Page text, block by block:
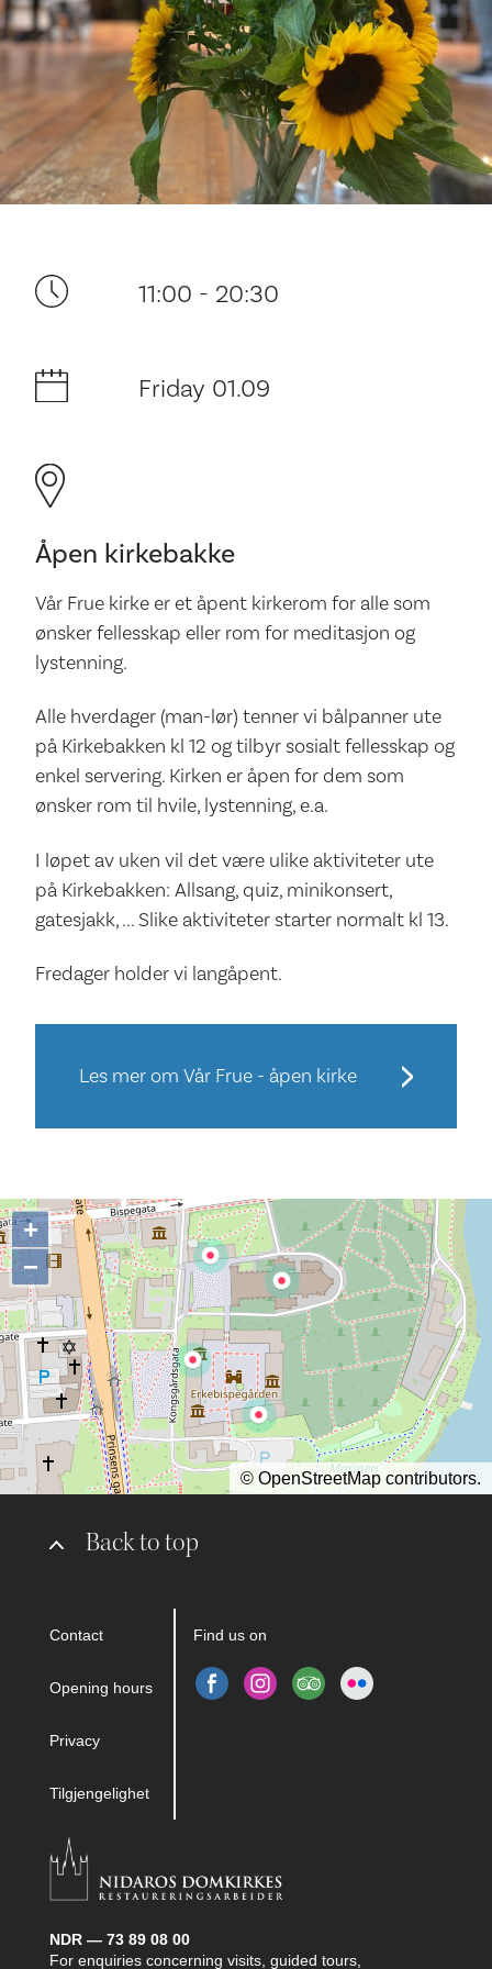
Your visit
The music in the Cathedral
History and architecture
11:00 - 20:30
Friday 01.09
Åpen kirkebakke
Vår Frue kirke er et åpent kirkerom for alle som
ønsker fellesskap eller rom for meditasjon og
lystenning.
Alle hverdager (man-lør) tenner vi bålpanner ute
på Kirkebakken kl 12 og tilbyr sosialt fellesskap og
enkel servering. Kirken er åpen for dem som
ønsker rom til hvile, lystenning, e.a.
I løpet av uken vil det være ulike aktiviteter ute
på Kirkebakken: Allsang, quiz, minikonsert,
gatesjakk, ... Slike aktiviteter starter normalt kl 13.
Fredager holder vi langåpent.
Les mer om Vår Frue - åpen kirke
Back to top
Contact
Opening hours
Privacy
Tilgjengelighet
Find us on
NDR — 73 89 08 00
For enquiries concerning visits, guided tours,
+
−
© OpenStreetMap contributors.